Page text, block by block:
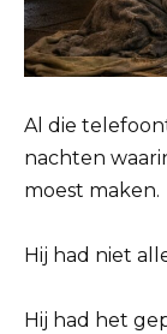
Al die
nachten
moest maken.
Hij had niet
Hij had het